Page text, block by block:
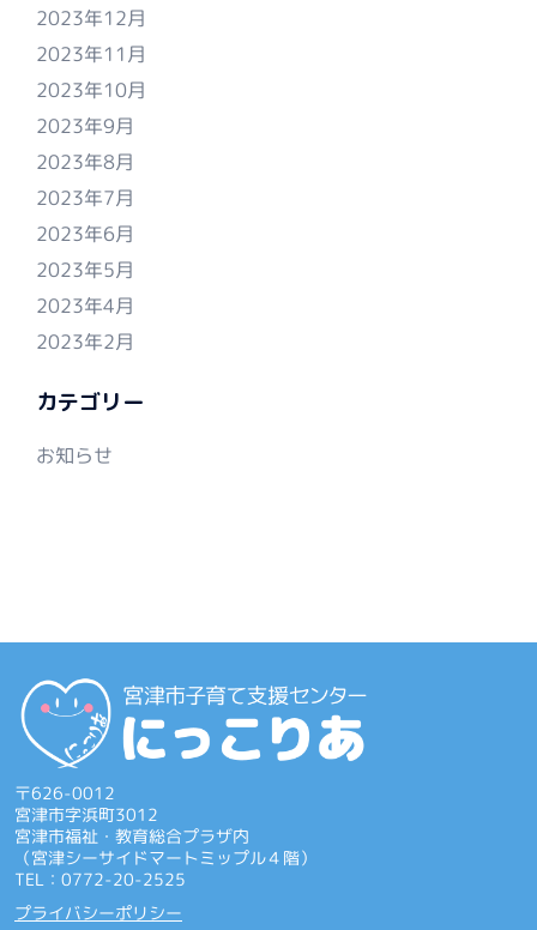
2023年12月
2023年11月
2023年10月
2023年9月
2023年8月
2023年7月
2023年6月
2023年5月
2023年4月
2023年2月
カテゴリー
お知らせ
〒626-0012
宮津市字浜町3012
宮津市福祉・教育総合プラザ内
（宮津シーサイドマートミップル４階）
TEL：0772-20-2525
プライバシーポリシー